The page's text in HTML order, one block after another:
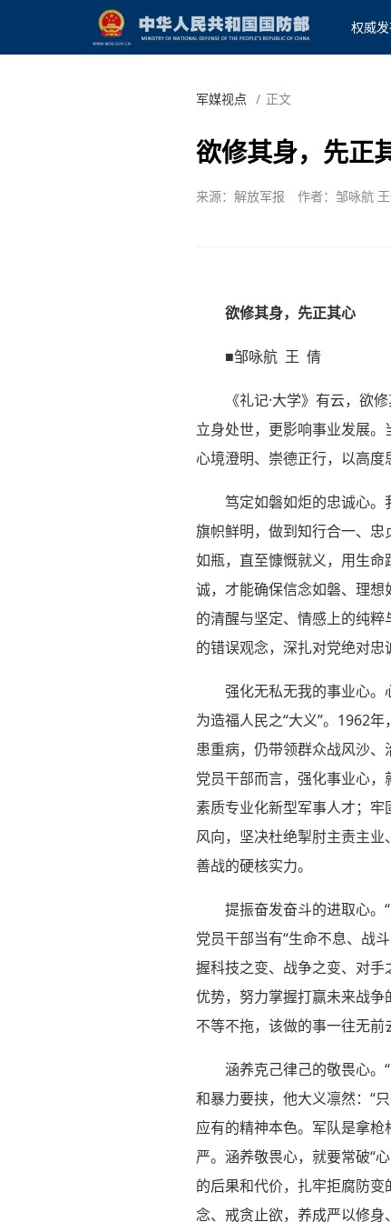
权威
军媒视点 / 正文
欲修其身，先正
来源：解放军报 作者：邹咏航
欲修其身，先正其心
■邹咏航 王 倩
《礼记·大学》有云，欲
立身处世，更影响事业发展
心境澄明、崇德正行，以高度
笃定如磐如炬的忠诚心。
旗帜鲜明，做到知行合一、
如瓶，直至慷慨就义，用生命
诚，才能确保信念如磐、理
的清醒与坚定、情感上的纯
的错误观念，深扎对党绝对忠
强化无私无我的事业心。
为造福人民之“大义”。1962
患重病，仍带领群众战风沙
党员干部而言，强化事业心，
素质专业化新型军事人才；牢
风向，坚决杜绝掣肘主责主
善战的硬核实力。
提振奋发奋斗的进取心。
党员干部当有“生命不息、战
握科技之变、战争之变、对
优势，努力掌握打赢未来战争
不等不拖，该做的事一往无前
涵养克己律己的敬畏心。
和暴力要挟，他大义凛然：“
应有的精神本色。军队是拿
严。涵养敬畏心，就要常破“
的后果和代价，扎牢拒腐防
念、戒贪止欲，养成严以修身